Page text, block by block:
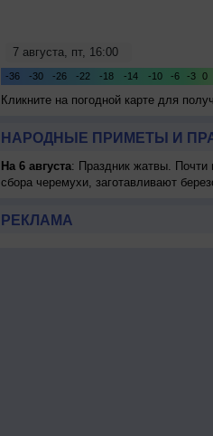
Кликните на погодной карте для
НАРОДНЫЕ ПРИМЕТЫ И
На 6 августа: Праздник жатвы. Почти
сбора черемухи, заготавливают
РЕКЛАМА